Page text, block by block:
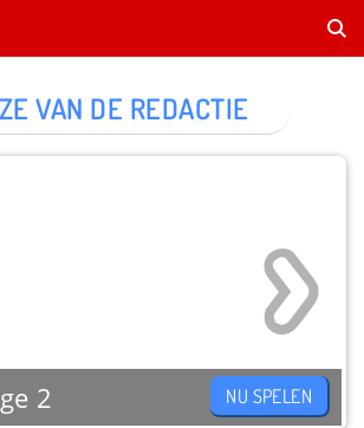
VAN DE REDACTIE
2 NU SPELEN